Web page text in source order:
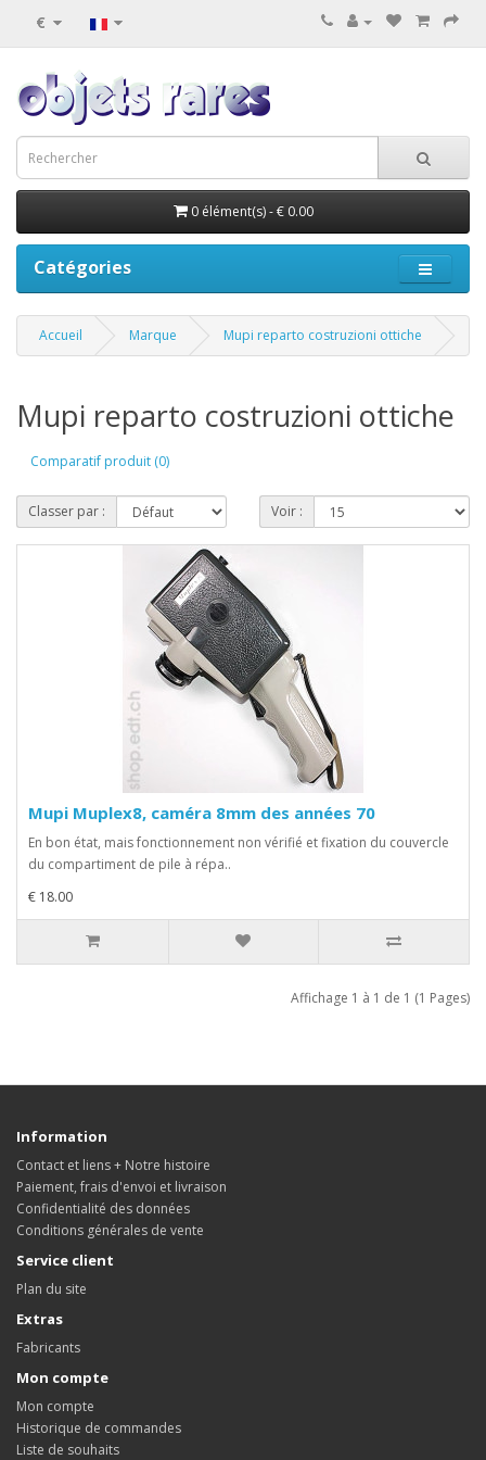
€
0 élément(s) - € 0.00
Catégories
Accueil Marque Mupi reparto costruzioni ottiche
Mupi reparto costruzioni ottiche
Comparatif produit (0)
Classer par : Voir :
Mupi Muplex8, caméra 8mm des années 70
En bon état, mais fonctionnement non vérifié et fixation du couvercle
du compartiment de pile à répa..
€ 18.00
Affichage 1 à 1 de 1 (1 Pages)
Information
Contact et liens + Notre histoire
Paiement, frais d'envoi et livraison
Confidentialité des données
Conditions générales de vente
Service client
Plan du site
Extras
Fabricants
Mon compte
Mon compte
Historique de commandes
Liste de souhaits